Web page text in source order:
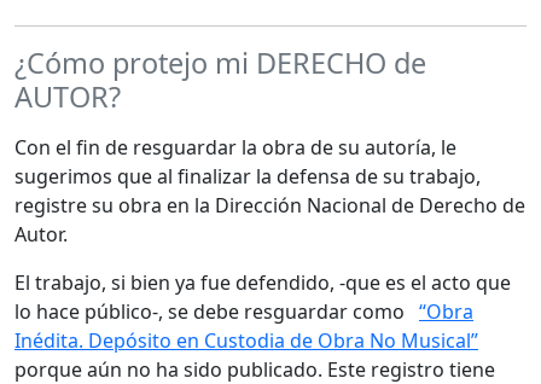
¿Cómo protejo mi DERECHO de
AUTOR?
Con el fin de resguardar la obra de su autoría, le
sugerimos que al finalizar la defensa de su trabajo,
registre su obra en la Dirección Nacional de Derecho de
Autor.
El trabajo, si bien ya fue defendido, -que es el acto que
lo hace público-, se debe resguardar como “Obra
Inédita. Depósito en Custodia de Obra No Musical”
porque aún no ha sido publicado. Este registro tiene